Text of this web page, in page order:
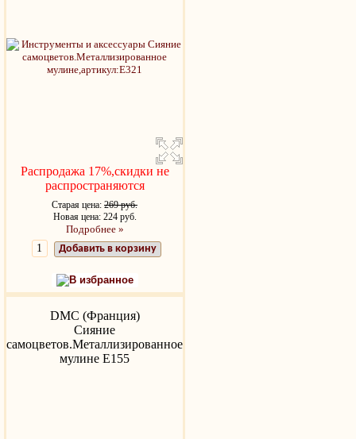
Распродажа 17%,скидки не
распространяются
Старая цена: 269 руб.
Новая цена: 224 руб.
Подробнее »
Добавить в корзину
В избранное
DMC (Франция)
Сияние
самоцветов.Металлизированное
мулине Е155